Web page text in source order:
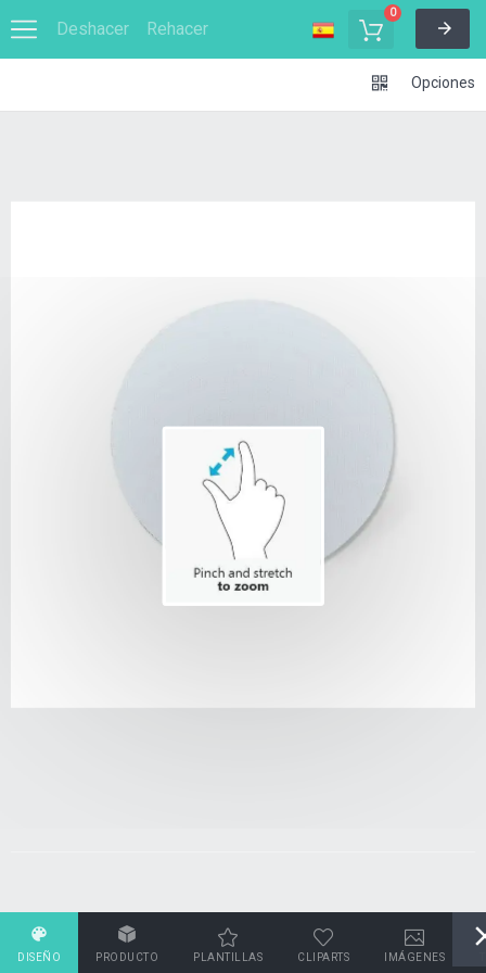
Deshacer Rehacer
0
DISEÑO PRODUCTO PLANTILLAS CLIPARTS IMÁGENES
Opciones